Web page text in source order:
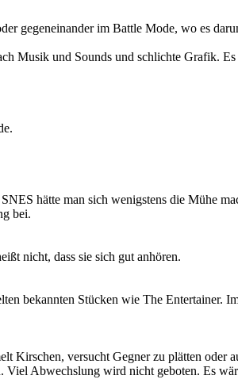
gegeneinander im Battle Mode, wo es
Musik und Sounds und schlichte Grafik.
hätte man sich wenigstens die Mühe
bei.
nicht, dass sie sich gut anhören.
bekannten Stücken wie The Entertainer.
Kirschen, versucht Gegner zu plätten oder
Abwechslung wird nicht geboten. Es